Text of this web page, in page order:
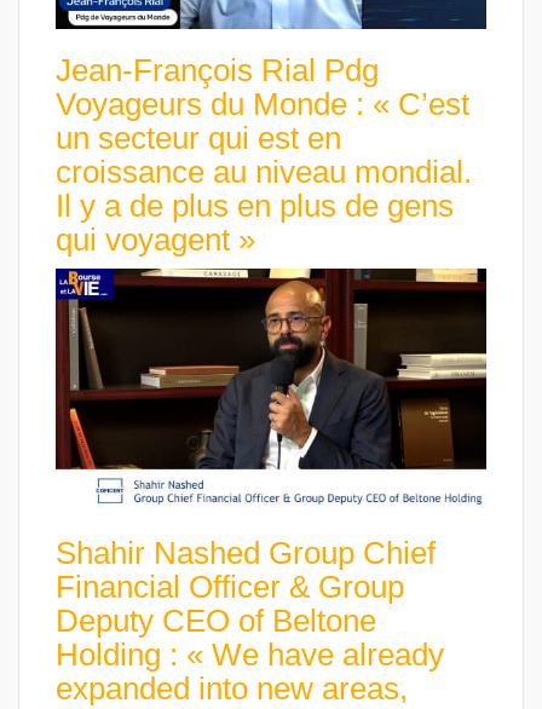
Jean-François Rial Pdg
Voyageurs du Monde : « C’est
un secteur qui est en
croissance au niveau mondial.
Il y a de plus en plus de gens
qui voyagent »
Shahir Nashed Group Chief
Financial Officer & Group
Deputy CEO of Beltone
Holding : « We have already
expanded into new areas,